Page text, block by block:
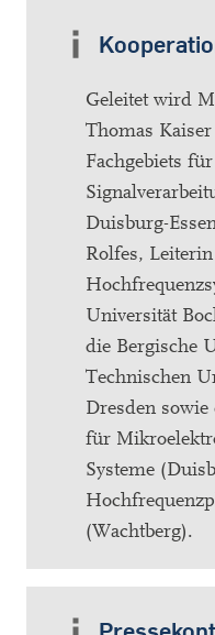
Geleitet wird
Thomas
Fachgebiets
Duisburg-
Rolfes,
Universität
die Bergische
Technischen
Dresden
für
Systeme
(Wachtberg).